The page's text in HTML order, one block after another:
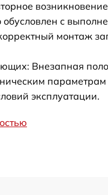
с
монтаж
Внезапная
эксплуатации.